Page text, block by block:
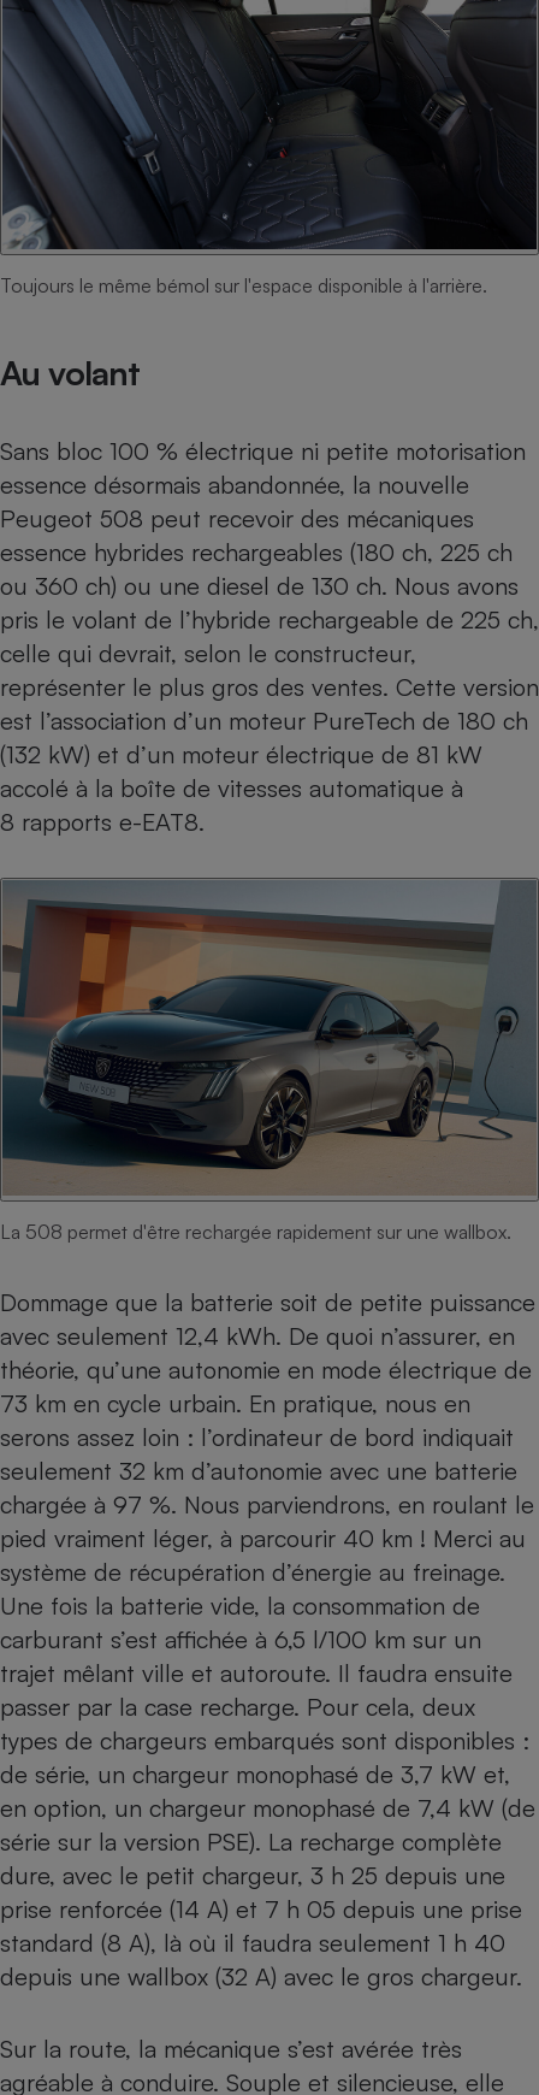
Toujours le même bémol sur l'espace disponible à l'arrière.
Au volant
Sans bloc 100 % électrique ni petite motorisation
essence désormais abandonnée, la nouvelle
Peugeot 508 peut recevoir des mécaniques
essence hybrides rechargeables (180 ch, 225 ch
ou 360 ch) ou une diesel de 130 ch. Nous avons
pris le volant de l’hybride rechargeable de 225 ch,
celle qui devrait, selon le constructeur,
représenter le plus gros des ventes. Cette version
est l’association d’un moteur PureTech de 180 ch
(132 kW) et d’un moteur électrique de 81 kW
accolé à la boîte de vitesses automatique à
8 rapports e-EAT8.
La 508 permet d'être rechargée rapidement sur une wallbox.
Dommage que la batterie soit de petite puissance
avec seulement 12,4 kWh. De quoi n’assurer, en
théorie, qu’une autonomie en mode électrique de
73 km en cycle urbain. En pratique, nous en
serons assez loin : l’ordinateur de bord indiquait
seulement 32 km d’autonomie avec une batterie
chargée à 97 %. Nous parviendrons, en roulant le
pied vraiment léger, à parcourir 40 km ! Merci au
système de récupération d’énergie au freinage.
Une fois la batterie vide, la consommation de
carburant s’est affichée à 6,5 l/100 km sur un
trajet mêlant ville et autoroute. Il faudra ensuite
passer par la case recharge. Pour cela, deux
types de chargeurs embarqués sont disponibles :
de série, un chargeur monophasé de 3,7 kW et,
en option, un chargeur monophasé de 7,4 kW (de
série sur la version PSE). La recharge complète
dure, avec le petit chargeur, 3 h 25 depuis une
prise renforcée (14 A) et 7 h 05 depuis une prise
standard (8 A), là où il faudra seulement 1 h 40
depuis une wallbox (32 A) avec le gros chargeur.
Sur la route, la mécanique s’est avérée très
agréable à conduire. Souple et silencieuse, elle